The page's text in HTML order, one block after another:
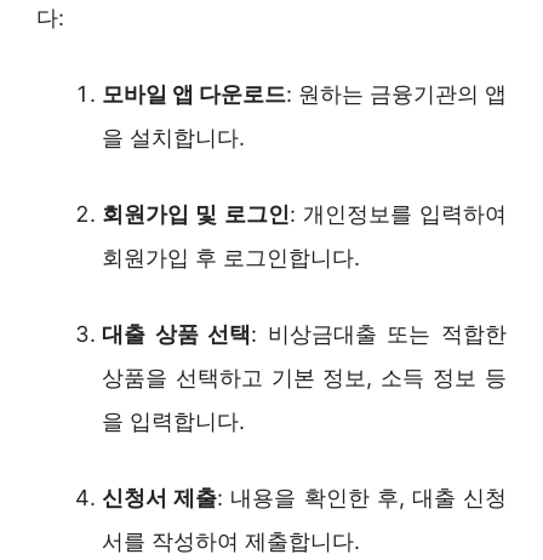
다:
모바일 앱 다운로드: 원하는 금융기관의 앱
을 설치합니다.
회원가입 및 로그인: 개인정보를 입력하여
회원가입 후 로그인합니다.
대출 상품 선택: 비상금대출 또는 적합한
상품을 선택하고 기본 정보, 소득 정보 등
을 입력합니다.
신청서 제출: 내용을 확인한 후, 대출 신청
서를 작성하여 제출합니다.